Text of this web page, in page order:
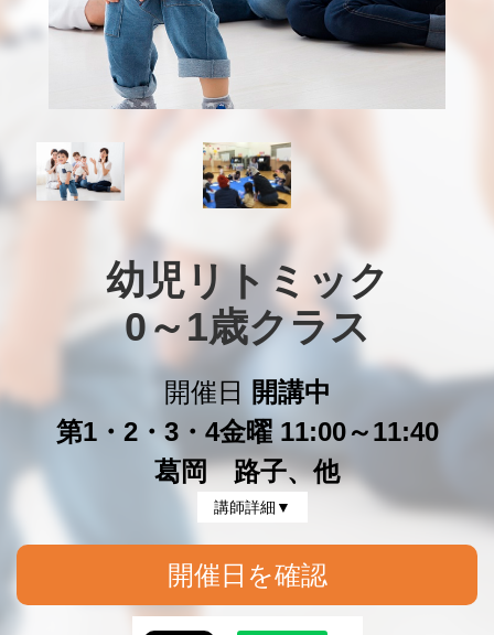
幼児リトミック
0～1歳クラス
開催日
開講中
第1・2・3・4金曜 11:00～11:40
葛岡 路子、他
講師詳細▼
開催日を確認